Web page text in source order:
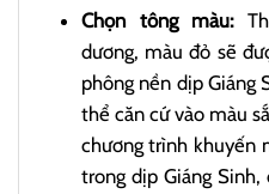
Chọn tông màu:
dương, màu đỏ sẽ
phông nền dịp Giáng
thể căn cứ vào màu
chương trình khuyến
trong dịp Giáng